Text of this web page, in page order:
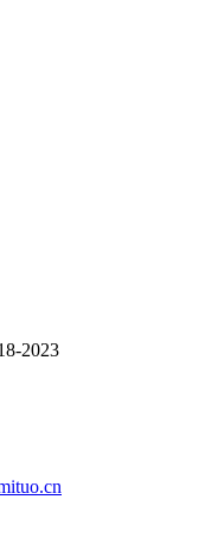
2023